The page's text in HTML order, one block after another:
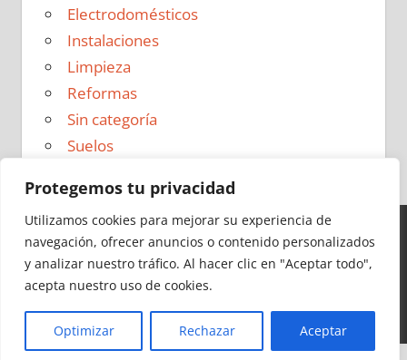
Protegemos tu privacidad
Utilizamos cookies para mejorar su experiencia de
navegación, ofrecer anuncios o contenido personalizados
y analizar nuestro tráfico. Al hacer clic en "Aceptar todo",
acepta nuestro uso de cookies.
Optimizar Rechazar Aceptar
Electrodomésticos
Instalaciones
Limpieza
Reformas
Sin categoría
Suelos
Ideas para Reformas en 2026 - Todos los derechos
reservados -Política de Privacidad |Aviso Legal|Política